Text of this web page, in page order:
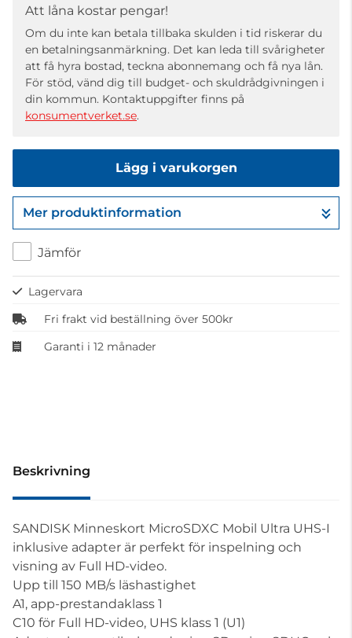
Att låna kostar pengar!
Om du inte kan betala tillbaka skulden i tid riskerar du
en betalningsanmärkning. Det kan leda till svårigheter
att få hyra bostad, teckna abonnemang och få nya lån.
För stöd, vänd dig till budget- och skuldrådgivningen i
din kommun. Kontaktuppgifter finns på
konsumentverket.se.
Lägg i varukorgen
Gå till kassan
Mer produktinformation
Jämför
Lagervara
Fri frakt vid beställning över 500kr
Garanti i 12 månader
Beskrivning
SANDISK Minneskort MicroSDXC Mobil Ultra UHS-I
inklusive adapter är perfekt för inspelning och
visning av Full HD-video.
Upp till 150 MB/s läshastighet
A1, app-prestandaklass 1
C10 för Full HD-video, UHS klass 1 (U1)